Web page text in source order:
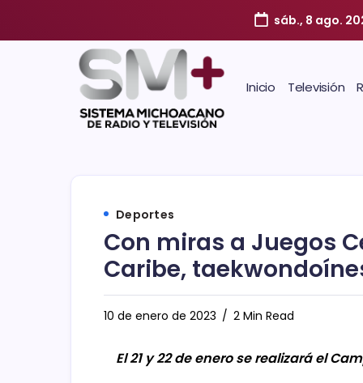
sáb., 8 ago.
Inicio Televisión
Deportes
Con miras a Juegos
Caribe,
10 de enero de 2023 2 Min Read
El 21 y 22 de enero se realizará el